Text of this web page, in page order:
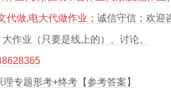
代做,电大代做作业； 诚信守信；欢迎
作业（只要是线上的）、讨论。
专题形考+终考【参考答案】